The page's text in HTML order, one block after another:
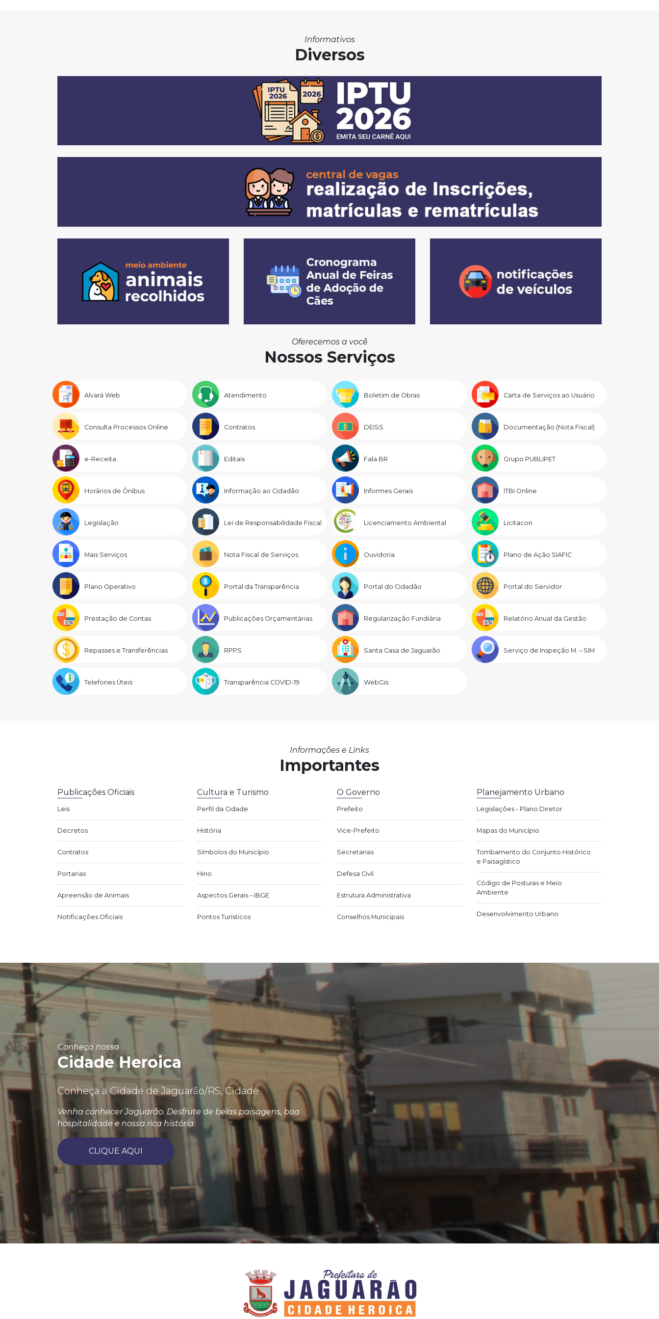
Informativos
Diversos
Oferecemos a você
Nossos Serviços
Alvará Web Atendimento Boletim de Obras Carta de Serviços ao Usuário
Consulta Processos Online Contratos DEISS Documentação (Nota Fiscal)
e-Receita Editais Fala.BR Grupo PUBLIPET
Horários de Ônibus Informação ao Cidadão Informes Gerais ITBI Online
Legislação Lei de Responsabilidade Fiscal Licenciamento Ambiental Licitacon
Mais Serviços Nota Fiscal de Serviços Ouvidoria Plano de Ação SIAFIC
Plano Operativo Portal da Transparência Portal do Cidadão Portal do Servidor
Prestação de Contas Publicações Orçamentárias Regularização Fundiária Relatório Anual da Gestão
Repasses e Transferências RPPS Santa Casa de Jaguarão Serviço de Inspeção M. – SIM
Telefones Úteis Transparência COVID-19 WebGis
Informações e Links
Importantes
Publicações Oficiais
Leis
Decretos
Contratos
Portarias
Apreensão de Animais
Notificações Oficiais
Cultura e Turismo
Perfil da Cidade
História
Símbolos do Município
Hino
Aspectos Gerais – IBGE
Pontos Turísticos
O Governo
Prefeito
Vice-Prefeito
Secretarias
Defesa Civil
Estrutura Administrativa
Conselhos Municipais
Planejamento Urbano
Legislações - Plano Diretor
Mapas do Município
Tombamento do Conjunto Histórico
e Paisagístico
Código de Posturas e Meio
Ambiente
Desenvolvimento Urbano
Conheça nossa
Cidade Heroica
Conheça a Cidade de Jaguarão/RS, Cidade
Venha conhecer Jaguarão. Desfrute de belas paisagens, boa
hospitalidade e nossa rica história.
CLIQUE AQUI